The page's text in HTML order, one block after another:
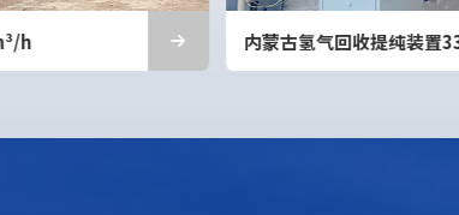
青海氢氮尾气回收利用装